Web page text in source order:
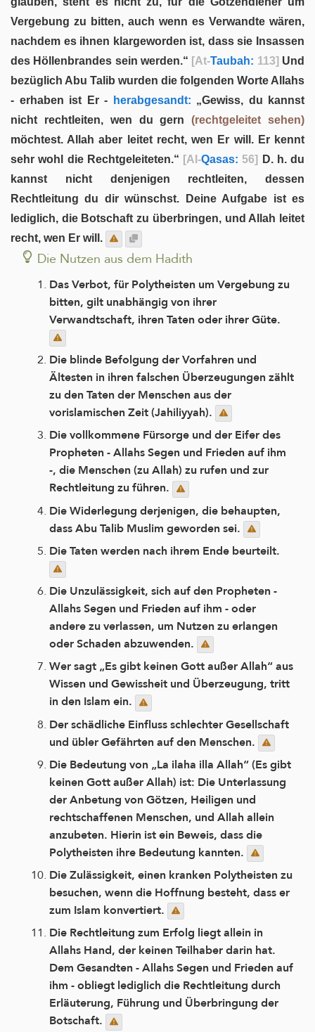
Vergebung zu bitten, auch wenn es Verwandte wären,
nachdem es ihnen klargeworden ist, dass sie Insassen
des Höllenbrandes sein werden.“ [At-Taubah: 113] Und
bezüglich Abu Talib wurden die folgenden Worte Allahs
- erhaben ist Er - herabgesandt: „Gewiss, du kannst
nicht rechtleiten, wen du gern(rechtgeleitet sehen)
möchtest. Allah aber leitet recht, wen Er will. Er kennt
sehr wohl die Rechtgeleiteten.“ [Al-Qasas: 56]
D. h. du
kannst nicht denjenigen rechtleiten, dessen
Rechtleitung du dir wünschst. Deine Aufgabe ist es
lediglich, die Botschaft zu überbringen, und Allah leitet
recht, wen Er will.
Die Nutzen aus dem Hadith
Das Verbot, für Polytheisten um Vergebung zu
bitten, gilt unabhängig von ihrer
Verwandtschaft, ihren Taten oder ihrer Güte.
Die blinde Befolgung der Vorfahren und
Ältesten in ihren falschen Überzeugungen zählt
zu den Taten der Menschen aus der
vorislamischen Zeit (Jahiliyyah).
Die vollkommene Fürsorge und der Eifer des
Propheten - Allahs Segen und Frieden auf ihm
-, die Menschen (zu Allah) zu rufen und zur
Rechtleitung zu führen.
Die Widerlegung derjenigen, die behaupten,
dass Abu Talib Muslim geworden sei.
Die Taten werden nach ihrem Ende beurteilt.
Die Unzulässigkeit, sich auf den Propheten -
Allahs Segen und Frieden auf ihm - oder
andere zu verlassen, um Nutzen zu erlangen
oder Schaden abzuwenden.
Wer sagt „Es gibt keinen Gott außer Allah“ aus
Wissen und Gewissheit und Überzeugung, tritt
in den Islam ein.
Der schädliche Einfluss schlechter Gesellschaft
und übler Gefährten auf den Menschen.
Die Bedeutung von „La ilaha illa Allah“ (Es gibt
keinen Gott außer Allah) ist: Die Unterlassung
der Anbetung von Götzen, Heiligen und
rechtschaffenen Menschen, und Allah allein
anzubeten. Hierin ist ein Beweis, dass die
Polytheisten ihre Bedeutung kannten.
Die Zulässigkeit, einen kranken Polytheisten zu
besuchen, wenn die Hoffnung besteht, dass er
zum Islam konvertiert.
Die Rechtleitung zum Erfolg liegt allein in
Allahs Hand, der keinen Teilhaber darin hat.
Dem Gesandten - Allahs Segen und Frieden auf
ihm - obliegt lediglich die Rechtleitung durch
Erläuterung, Führung und Überbringung der
Botschaft.